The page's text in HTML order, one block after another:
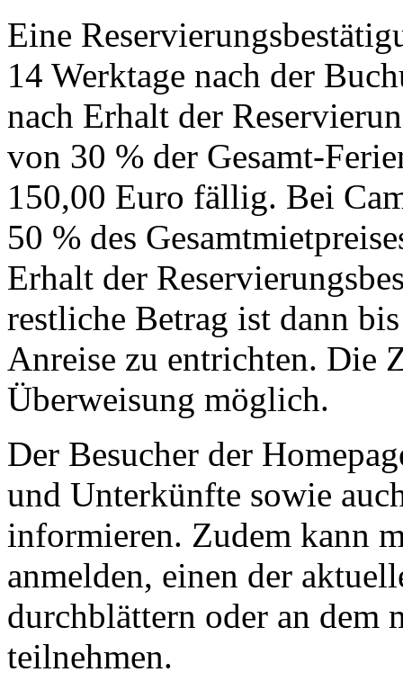
Eine
14 Werktage nach der
nach Erhalt der
von 30 % der Gesamt-
150,00 Euro fällig. Bei
50 % des
Erhalt der
restliche Betrag ist dann
Anreise zu entrichten. Die
Überweisung möglich.
Der Besucher der
und Unterkünfte sowie
informieren. Zudem kann
anmelden, einen der
durchblättern oder an dem
teilnehmen.